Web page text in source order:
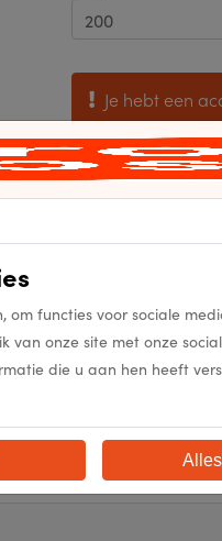
Je hebt een
Levertijd op
om functies voor sociale
van onze site met onze
die u aan hen heeft